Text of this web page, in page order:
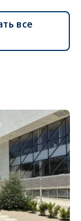
все